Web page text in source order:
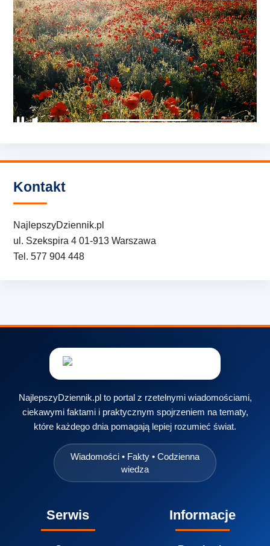
Kontakt
NajlepszyDziennik.pl
ul. Szekspira 4 01-913 Warszawa
Tel. 577 904 448
NajlepszyDziennik.pl to portal z rzetelnymi wiadomościami,
ciekawymi faktami i praktycznym spojrzeniem na tematy,
które każdego dnia pomagają lepiej rozumieć świat.
Wiadomości • Fakty • Codzienna
wiedza
Serwis Informacje